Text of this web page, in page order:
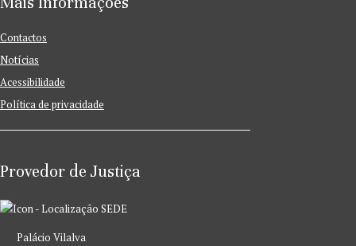
Contactos
Notícias
Acessibilidade
Política de privacidade
Provedor de Justiça
SEDE
Palácio Vilalva